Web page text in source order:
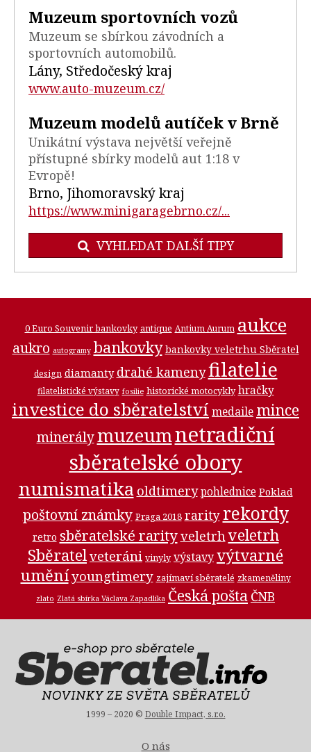
Muzeum sportovních vozů
Muzeum se sbírkou závodních a
sportovních automobilů.
Lány, Středočeský kraj
www.auto-muzeum.cz/
Muzeum modelů autíček v Brně
Unikátní výstava největší veřejně
přístupné sbírky modelů aut 1:18 v
Evropě!
Brno, Jihomoravský kraj
https://www.minigaragebrno.cz/...
VYHLEDAT DALŠÍ TIPY
0 Euro Souvenir bankovky antique Antium Aurum aukce
aukro autogramy bankovky bankovky veletrhu Sběratel
design diamanty drahé kamenyfilatelie
filatelistické výstavy fosilie historické motocykly hračky
investice do sběratelství medaile mince
minerálymuzeumnetradiční
sběratelské obory
numismatika oldtimery pohlednice Poklad
poštovní známky Praga 2018 rarity rekordy
retro sběratelské rarityveletrhveletrh
Sběratelveteráni vinyly výstavyvýtvarné
uměníyoungtimery zajímaví sběratelé zkameněliny
zlato Zlatá sbírka Václava Zapadlíka Česká pošta ČNB
1999 – 2020 © Double Impact, s.r.o.
O nás